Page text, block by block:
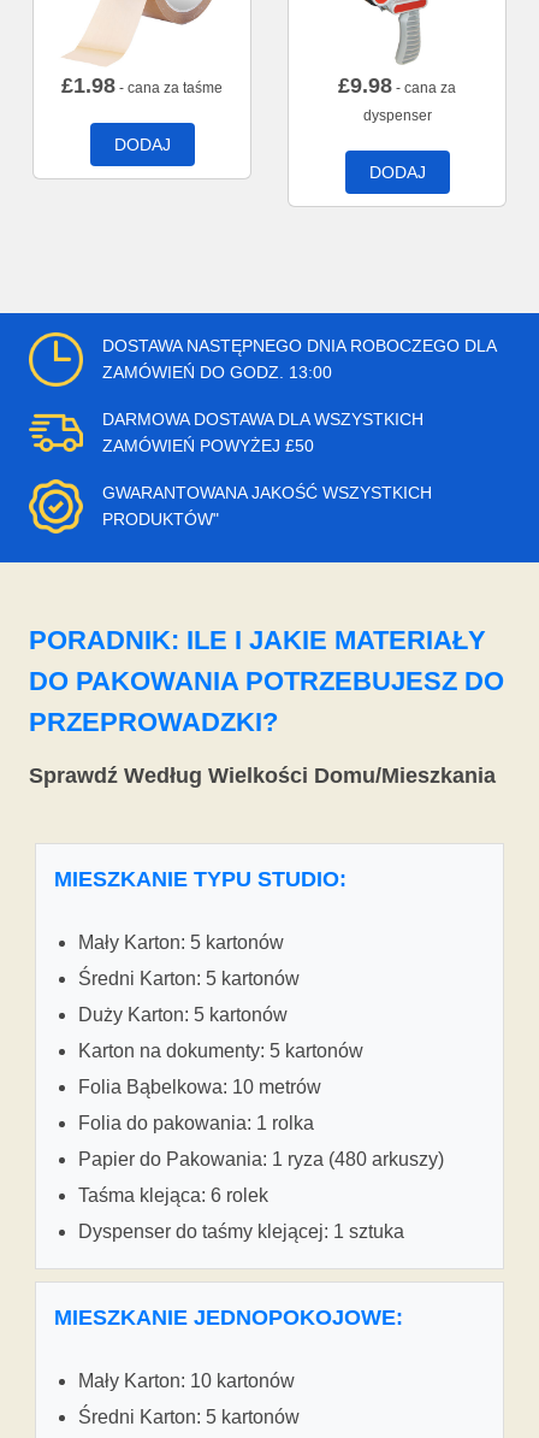
£1.98 - cana za taśme
DODAJ
£9.98 - cana za
dyspenser
DODAJ
DOSTAWA NASTĘPNEGO DNIA ROBOCZEGO DLA
ZAMÓWIEŃ DO GODZ. 13:00
DARMOWA DOSTAWA DLA WSZYSTKICH
ZAMÓWIEŃ POWYŻEJ £50
GWARANTOWANA JAKOŚĆ WSZYSTKICH
PRODUKTÓW"
PORADNIK: ILE I JAKIE MATERIAŁY
DO PAKOWANIA POTRZEBUJESZ DO
PRZEPROWADZKI?
Sprawdź Według Wielkości Domu/Mieszkania
MIESZKANIE TYPU STUDIO:
Mały Karton: 5 kartonów
Średni Karton: 5 kartonów
Duży Karton: 5 kartonów
Karton na dokumenty: 5 kartonów
Folia Bąbelkowa: 10 metrów
Folia do pakowania: 1 rolka
Papier do Pakowania: 1 ryza (480 arkuszy)
Taśma klejąca: 6 rolek
Dyspenser do taśmy klejącej: 1 sztuka
MIESZKANIE JEDNOPOKOJOWE:
Mały Karton: 10 kartonów
Średni Karton: 5 kartonów